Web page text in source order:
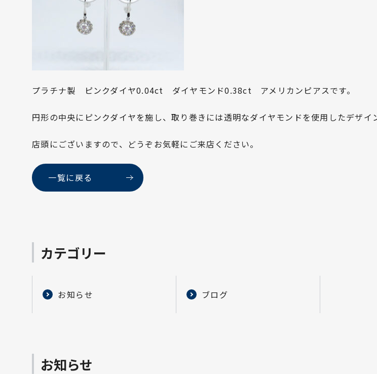
プラチナ製 ピンクダイヤ0.04ct ダイヤモンド0.38ct アメリカンピアスです。
円形の中央にピンクダイヤを施し、取り巻きには透明なダイヤモンドを使用したデザイ
店頭にございますので、どうぞお気軽にご来店ください。
一覧に戻る
カテゴリー
お知らせ ブログ
お知らせ